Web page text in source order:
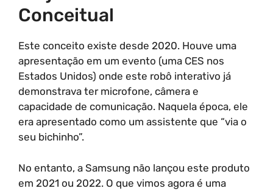
Conceitual
Este conceito existe desde 2020. Houve uma
apresentação em um evento (uma CES nos
Estados Unidos) onde este robô interativo já
demonstrava ter microfone, câmera e
capacidade de comunicação. Naquela época, ele
era apresentado como um assistente que “via o
seu bichinho”.
No entanto, a Samsung não lançou este produto
em 2021 ou 2022. O que vimos agora é uma